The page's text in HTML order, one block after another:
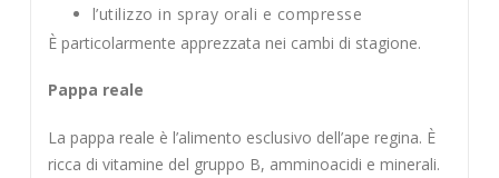
l’utilizzo in spray orali e compresse
È particolarmente apprezzata nei cambi di stagione.
Pappa reale
La pappa reale è l’alimento esclusivo dell’ape regina. È
ricca di vitamine del gruppo B, amminoacidi e minerali.